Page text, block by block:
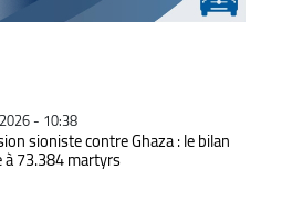
- 10:38
sioniste contre Ghaza : le bilan
à 73.384 martyrs